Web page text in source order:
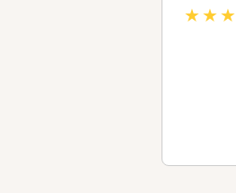
★★★